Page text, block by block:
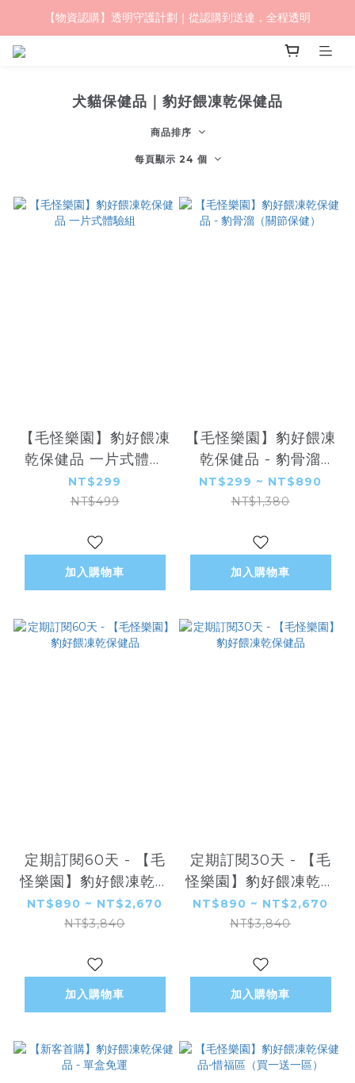
毛怪樂園｜一起改變世界與動物的關係
【物資認購】透明守護計劃｜從認購到送達，全程透明
犬貓保健品｜豹好餵凍乾保健品
商品排序
每頁顯示 24 個
【毛怪樂園】豹好餵凍
乾保健品 一片式體驗
組
NT$299
NT$499
加入購物車
【毛怪樂園】豹好餵凍
乾保健品 - 豹骨溜
（關節保健）
NT$299 ~ NT$890
NT$1,380
加入購物車
定期訂閱60天 - 【毛
怪樂園】豹好餵凍乾保
健品
NT$890 ~ NT$2,670
NT$3,840
加入購物車
定期訂閱30天 - 【毛
怪樂園】豹好餵凍乾保
健品
NT$890 ~ NT$2,670
NT$3,840
加入購物車